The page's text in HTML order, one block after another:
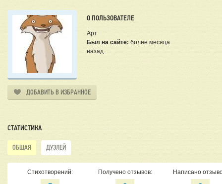
О ПОЛЬЗОВАТЕЛЕ
Арт
Был на сайте: более месяца
назад.
ДОБАВИТЬ В ИЗБРАННОЕ
СТАТИСТИКА
ОБЩАЯ ДУЭЛЕЙ
Стихотворений: Получено отзывов: Написано